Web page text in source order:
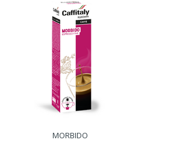
MORBIDO